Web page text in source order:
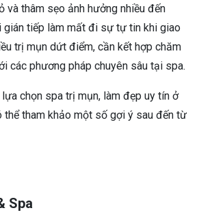
và thâm sẹo ảnh hưởng nhiều đến
gián tiếp làm mất đi sự tự tin khi giao
trị mụn dứt điểm, cần kết hợp chăm
các phương pháp chuyên sâu tại spa.
chọn spa trị mụn, làm đẹp uy tín ở
thể tham khảo một số gợi ý sau đến từ
Spa